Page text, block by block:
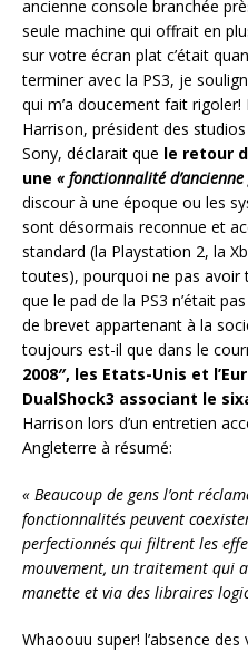
ancienne console branchée
seule machine qui offrait en
sur votre écran plat c’était
terminer avec la PS3, je
qui m’a doucement fait
Harrison, président des
Sony, déclarait que le retour
une « fonctionnalité
discour à une époque ou les
sont désormais reconnue et
standard (la Playstation 2, la
toutes), pourquoi ne pas
que le pad de la PS3 n’était
de brevet appartenant à la
toujours est-il que dans le
2008″, les Etats-Unis et
DualShock3 associant le
Harrison lors d’un entretien
Angleterre à résumé:
« Beaucoup de gens l’ont
fonctionnalités peuvent
perfectionnés qui filtrent les
mouvement, un traitement qui
manette et via des libraires
Whaoouu super! l’absence